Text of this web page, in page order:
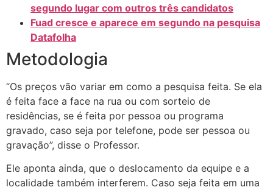
segundo lugar com outros três candidatos
Fuad cresce e aparece em segundo na pesquisa
Datafolha
Metodologia
“Os preços vão variar em como a pesquisa feita. Se ela
é feita face a face na rua ou com sorteio de
residências, se é feita por pessoa ou programa
gravado, caso seja por telefone, pode ser pessoa ou
gravação”, disse o Professor.
Ele aponta ainda, que o deslocamento da equipe e a
localidade também interferem. Caso seja feita em uma